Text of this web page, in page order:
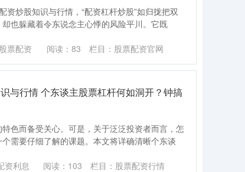
炒股知识与行情，“配资杠杆炒股”如归拢把双
也躲藏着令东说念主心悸的风险平川。它既
票配资 阅读： 83 栏目： 股票配资官网
与行情 个东谈主股票杠杆何如洞开？钟搞
色而备受关心。可是，关于泛泛投资者而言，怎
需要仔细了解的课题。本文将详确清晰个东谈
资利息 阅读： 103 栏目： 股票配资行情